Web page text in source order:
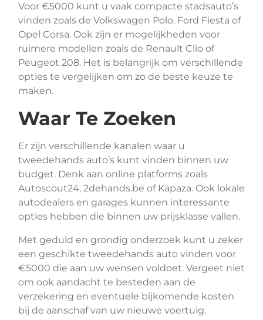
Voor €5000 kunt u vaak compacte stadsauto’s
vinden zoals de Volkswagen Polo, Ford Fiesta of
Opel Corsa. Ook zijn er mogelijkheden voor
ruimere modellen zoals de Renault Clio of
Peugeot 208. Het is belangrijk om verschillende
opties te vergelijken om zo de beste keuze te
maken.
Waar Te Zoeken
Er zijn verschillende kanalen waar u
tweedehands auto’s kunt vinden binnen uw
budget. Denk aan online platforms zoals
Autoscout24, 2dehands.be of Kapaza. Ook lokale
autodealers en garages kunnen interessante
opties hebben die binnen uw prijsklasse vallen.
Met geduld en grondig onderzoek kunt u zeker
een geschikte tweedehands auto vinden voor
€5000 die aan uw wensen voldoet. Vergeet niet
om ook aandacht te besteden aan de
verzekering en eventuele bijkomende kosten
bij de aanschaf van uw nieuwe voertuig.